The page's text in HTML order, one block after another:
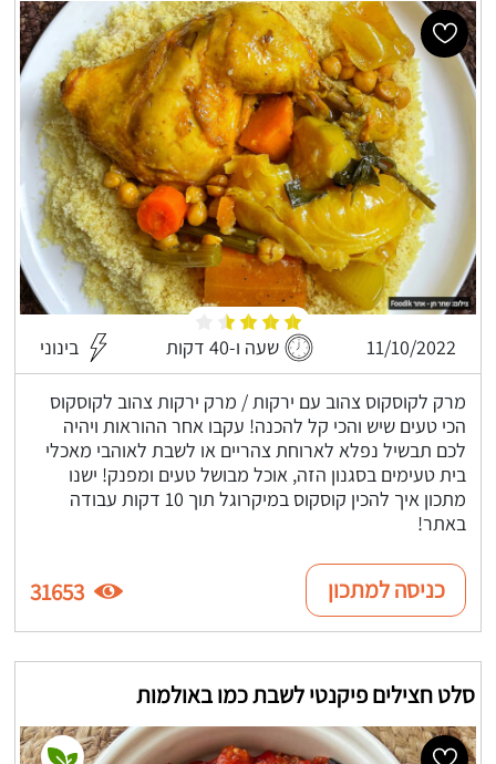
11/10/2022 שעה ו-40 דקות בינוני
מרק לקוסקוס צהוב עם ירקות / מרק ירקות צהוב לקוסקוס
הכי טעים שיש והכי קל להכנה! עקבו אחר ההוראות ויהיה
לכם תבשיל נפלא לארוחת צהריים או לשבת לאוהבי מאכלי
בית טעימים בסגנון הזה, אוכל מבושל טעים ומפנק! ישנו
מתכון איך להכין קוסקוס במיקרוגל תוך 10 דקות עבודה
באתר!
כניסה למתכון 31653
סלט חצילים פיקנטי לשבת כמו באולמות